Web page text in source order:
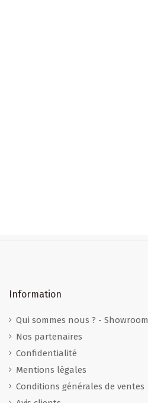
Information
Qui sommes nous ? - Showroom
Nos partenaires
Confidentialité
Mentions légales
Conditions générales de ventes